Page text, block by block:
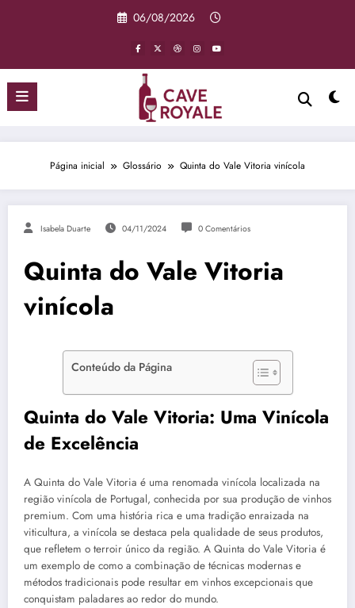
06/08/2026
Página inicial Glossário Quinta do Vale Vitoria vinícola
Isabela Duarte 04/11/2024 0 Comentários
Quinta do Vale Vitoria
vinícola
Conteúdo da Página
Quinta do Vale Vitoria: Uma Vinícola
de Excelência
A Quinta do Vale Vitoria é uma renomada vinícola localizada na
região vinícola de Portugal, conhecida por sua produção de vinhos
premium. Com uma história rica e uma tradição enraizada na
viticultura, a vinícola se destaca pela qualidade de seus produtos,
que refletem o terroir único da região. A Quinta do Vale Vitoria é
um exemplo de como a combinação de técnicas modernas e
métodos tradicionais pode resultar em vinhos excepcionais que
conquistam paladares ao redor do mundo.